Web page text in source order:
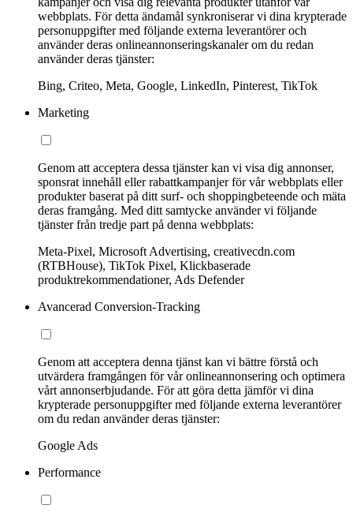
webbplats. För detta ändamål synkroniserar vi dina krypterade
personuppgifter med följande externa leverantörer och
använder deras onlineannonseringskanaler om du redan
använder deras tjänster:
Bing, Criteo, Meta, Google, LinkedIn, Pinterest, TikTok
Marketing
Genom att acceptera dessa tjänster kan vi visa dig annonser,
sponsrat innehåll eller rabattkampanjer för vår webbplats eller
produkter baserat på ditt surf- och shoppingbeteende och mäta
deras framgång. Med ditt samtycke använder vi följande
tjänster från tredje part på denna webbplats:
Meta-Pixel, Microsoft Advertising, creativecdn.com
(RTBHouse), TikTok Pixel, Klickbaserade
produktrekommendationer, Ads Defender
Avancerad Conversion-Tracking
Genom att acceptera denna tjänst kan vi bättre förstå och
utvärdera framgången för vår onlineannonsering och optimera
vårt annonserbjudande. För att göra detta jämför vi dina
krypterade personuppgifter med följande externa leverantörer
om du redan använder deras tjänster:
Google Ads
Performance